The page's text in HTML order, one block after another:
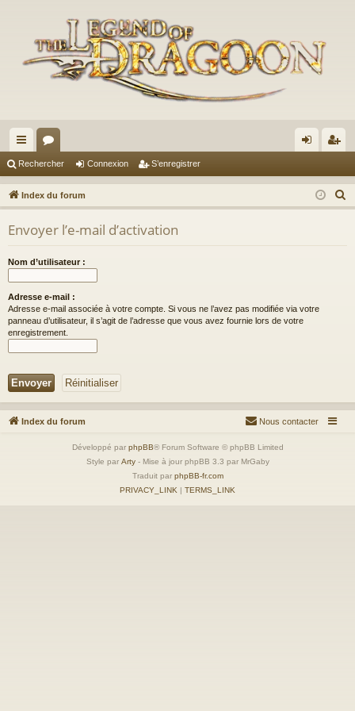
cc
ès
ra
pi
de
or
u
m
s
ne
xi
nr
eg
Rechercher Connexion S’enregistrer
Index du forum
e
Envoyer l’e-mail d’activation
Nom d’utilisateur :
Adresse e-mail :
Adresse e-mail associée à votre compte. Si vous ne l’avez pas modifiée via votre
panneau d’utilisateur, il s’agit de l’adresse que vous avez fournie lors de votre
enregistrement.
Index du forum Nous contacter
Développé par phpBB® Forum Software © phpBB Limited
Style par Arty- Mise à jour phpBB 3.3 par MrGaby
Traduit par phpBB-fr.com
PRIVACY_LINK | TERMS_LINK